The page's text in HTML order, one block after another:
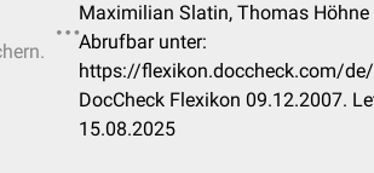
Maximilian Slatin, Thomas Höhne
Abrufbar unter:
https://flexikon.doccheck.com/
DocCheck Flexikon 09.12.2007.
15.08.2025